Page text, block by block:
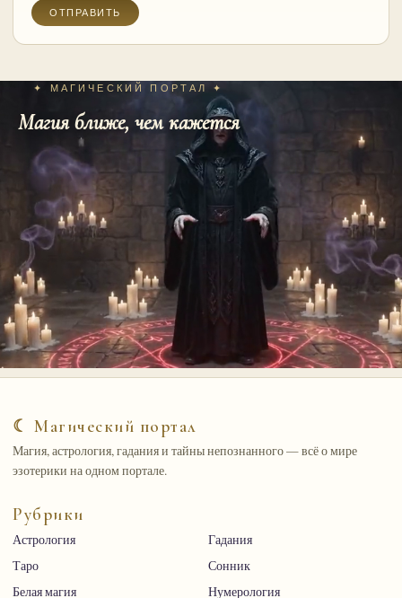
✦ МАГИЧЕСКИЙ ПОРТАЛ ✦
Магия ближе, чем кажется
☾ Магический портал
Магия, астрология, гадания и тайны непознанного — всё о мире
эзотерики на одном портале.
Рубрики
Астрология
Гадания
Таро
Сонник
Белая магия
Нумерология